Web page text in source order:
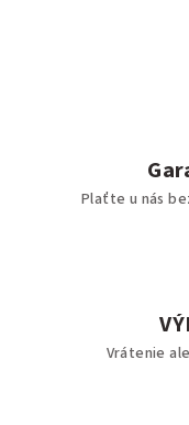
Plaťte u nás
Vrátenie